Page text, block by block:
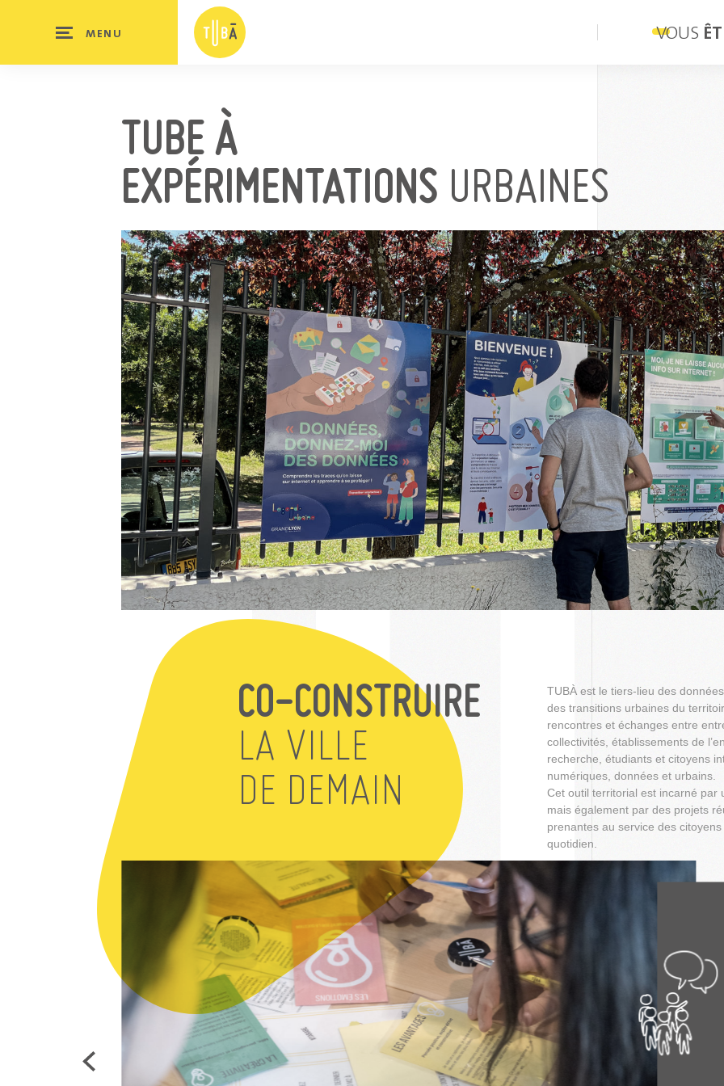
MENU VOUS
TUBE À
EXPÉRIMENTATIONS URBAINES
CO-CONSTRUIRE
LA VILLE
DE DEMAIN
TUBÀ est le tiers-lieu des
des transitions urbaines du
rencontres et échanges entre
collectivités, établissements de
recherche, étudiants et citoyens
numériques, données et urbains.
Cet outil territorial est incarné par
mais également par des projets
prenantes au service des
quotidien.